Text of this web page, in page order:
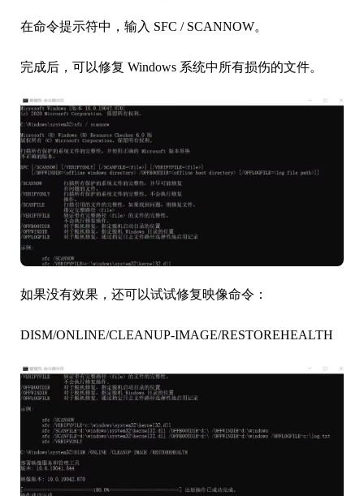
在命令提示符中，输入 SFC / SCANNOW。
完成后，可以修复 Windows 系统中所有损伤的文件。
如果没有效果，还可以试试修复映像命令：
DISM/ONLINE/CLEANUP-IMAGE/RESTOREHEALTH